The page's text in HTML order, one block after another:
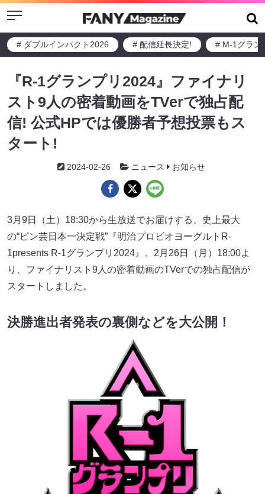
Menu
# ダブルインパクト2026 # 配信延長決定! # M-1グラン
『R-1グランプリ2024』ファイナリ
スト9人の密着動画をTVerで独占配
信! 公式HPでは優勝者予想投票もス
タート!
2024-02-26 ニュース お知らせ
3月9日（土）18:30から生放送でお届けする、史上最大
の“ピン芸日本一決定戦”『明治プロビオヨーグルトR-
1presents R-1グランプリ2024』。2月26日（月）18:00よ
り、ファイナリスト9人の密着動画のTVerでの独占配信が
スタートしました。
決勝進出者発表の裏側などを大公開！